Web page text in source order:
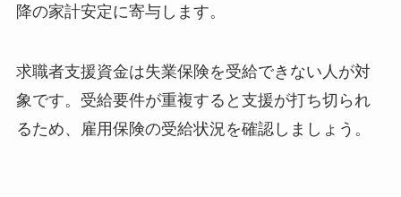
降の家計安定に寄与します。
求職者支援資金は失業保険を受給できない人が対
象です。受給要件が重複すると支援が打ち切られ
るため、雇用保険の受給状況を確認しましょう。